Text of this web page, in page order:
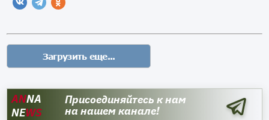
ANNA
NEWS
Присоединяйтесь к нам
на нашем канале!